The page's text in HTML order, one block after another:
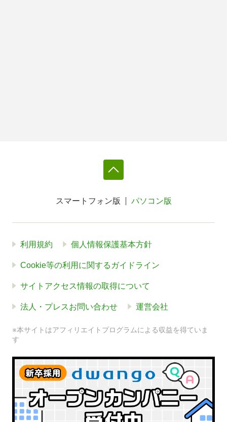
スマートフォン版 パソコン版
利用規約 個人情報保護基本方針
Cookie等の利用に関するガイドライン
サイトアクセス情報の取得について
法人・プレスお問い合わせ 運営会社
※本サイトはアフィリエイトプログラムによる収益を得ていま
す